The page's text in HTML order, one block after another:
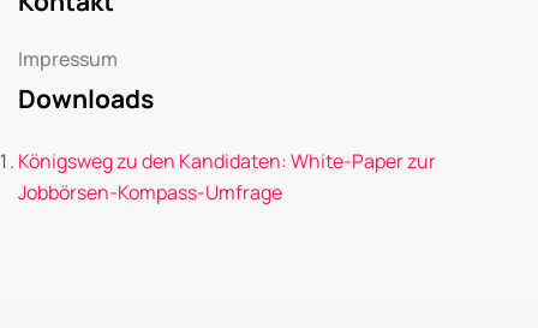
Impressum
Downloads
Königsweg zu den Kandidaten: White-Paper zur
Jobbörsen-Kompass-Umfrage